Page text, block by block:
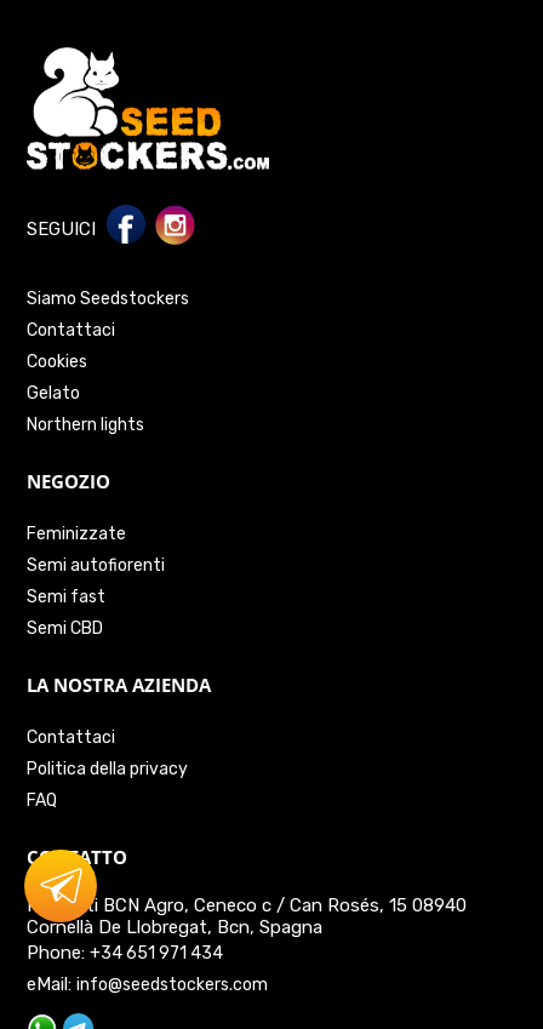
SEGUICI
Siamo Seedstockers
Contattaci
Cookies
Gelato
Northern lights
NEGOZIO
Feminizzate
Semi autofiorenti
Semi fast
Semi CBD
LA NOSTRA AZIENDA
Contattaci
Politica della privacy
FAQ
CONTATTO
Prodotti BCN Agro, Ceneco c / Can Rosés, 15 08940
Cornellà De Llobregat, Bcn, Spagna
Phone:+34 651 971 434
eMail:info@seedstockers.com